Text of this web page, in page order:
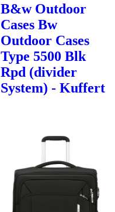
B&w Outdoor
Cases Bw
Outdoor Cases
Type 5500 Blk
Rpd (divider
System) - Kuffert